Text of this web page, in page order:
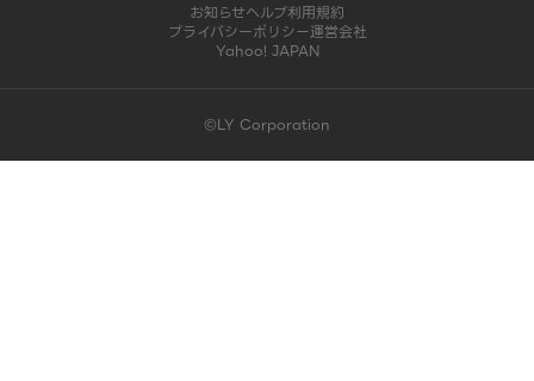
お知らせヘルプ利用規約
プライバシーポリシー運営会社
Yahoo! JAPAN
©LY Corporation
このコンテンツは掲載が終了しました | LINE占い